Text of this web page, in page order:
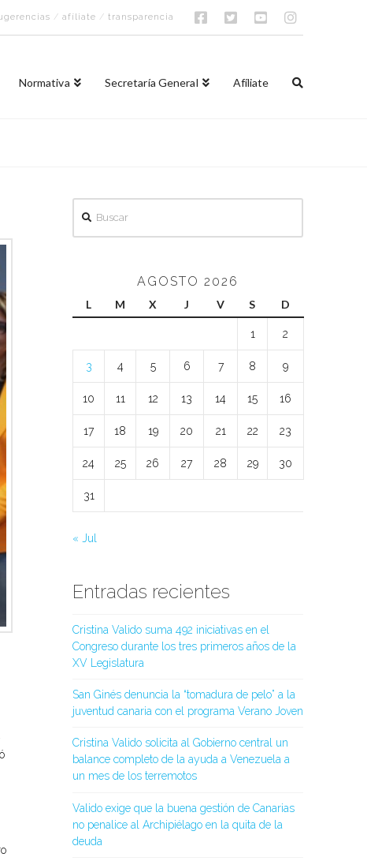
/afíliate /transparencia
Normativa Secretaría General Afíliate
AGOSTO 2026
L M X J V S D
1 2
3 4 5 6 7 8 9
10 11 12 13 14 15 16
17 18 19 20 21 22 23
24 25 26 27 28 29 30
31
« Jul
Entradas recientes
Cristina Valido suma 492 iniciativas en el
Congreso durante los tres primeros años de la
XV Legislatura
San Ginés denuncia la “tomadura de pelo” a la
juventud canaria con el programa Verano Joven
Cristina Valido solicita al Gobierno central un
balance completo de la ayuda a Venezuela a
un mes de los terremotos
Valido exige que la buena gestión de Canarias
no penalice al Archipiélago en la quita de la
deuda